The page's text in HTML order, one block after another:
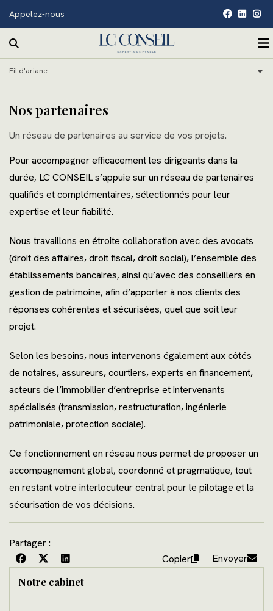
Appelez-nous facebook
linkedin
Accueil
Notre cabinet
Notre équipe
Nos outils collaboratifs
Recrutement
Conseil et gestion
Droit fiscal
Secteur Agricole
Associations
Sociétés Coopératives Ouvrières de Production
Campings
Actualités
Échéancier
Notre blog
Contact
Espace client
Rechercher sur le site
Fil d'ariane
Nos partenaires
Un réseau de partenaires au service de vos projets.
Pour accompagner efficacement les dirigeants dans la
durée, LC CONSEIL s’appuie sur un réseau de partenaires
qualifiés et complémentaires, sélectionnés pour leur
expertise et leur fiabilité.
Nous travaillons en étroite collaboration avec des avocats
(droit des affaires, droit fiscal, droit social), l’ensemble des
établissements bancaires, ainsi qu’avec des conseillers en
gestion de patrimoine, afin d’apporter à nos clients des
réponses cohérentes et sécurisées, quel que soit leur
projet.
Selon les besoins, nous intervenons également aux côtés
de notaires, assureurs, courtiers, experts en financement,
acteurs de l’immobilier d’entreprise et intervenants
spécialisés (transmission, restructuration, ingénierie
patrimoniale, protection sociale).
Ce fonctionnement en réseau nous permet de proposer un
accompagnement global, coordonné et pragmatique, tout
en restant votre interlocuteur central pour le pilotage et la
sécurisation de vos décisions.
Partager :
Copier
Envoyer
Notre cabinet